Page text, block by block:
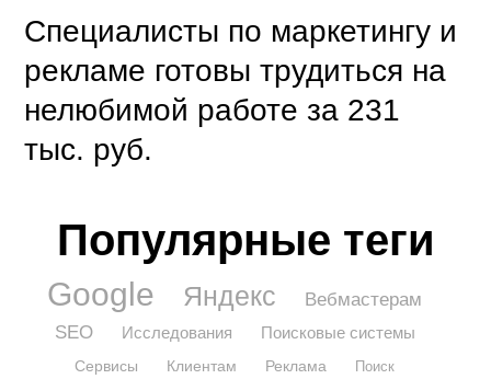
Специалисты по маркетингу и
рекламе готовы трудиться на
нелюбимой работе за 231
тыс. руб.
Популярные теги
Google Яндекс
Вебмастерам
SEO
Исследования Поисковые системы
Сервисы Клиентам Реклама
Поиск